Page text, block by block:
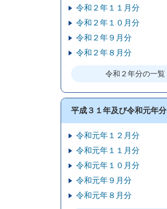
令和２年１１月分
令和２年１０月分
令和２年９月分
令和２年８月分
令和２年分の一覧
平成３１年及び令和元年分
令和元年１２月分
令和元年１１月分
令和元年１０月分
令和元年９月分
令和元年８月分